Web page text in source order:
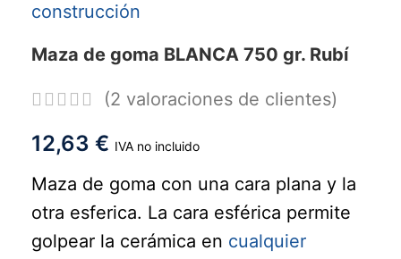
Maza de goma BLANCA 750 gr. Rubí
(2 valoraciones de clientes)
12,63 € IVA no incluido
Maza de goma con una cara plana y la
otra esferica. La cara esférica permite
golpear la cerámica en cualquier